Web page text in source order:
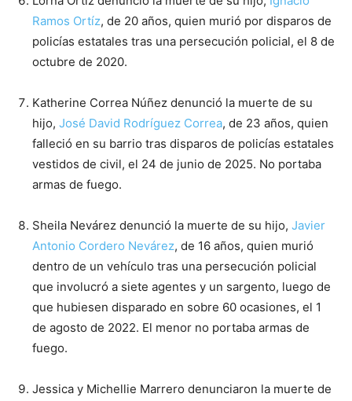
Ramos Ortíz, de 20 años, quien murió por disparos de
policías estatales tras una persecución policial, el 8 de
octubre de 2020.
Katherine Correa Núñez denunció la muerte de su
hijo, José David Rodríguez Correa, de 23 años, quien
falleció en su barrio tras disparos de policías estatales
vestidos de civil, el 24 de junio de 2025. No portaba
armas de fuego.
Sheila Nevárez denunció la muerte de su hijo, Javier
Antonio Cordero Nevárez, de 16 años, quien murió
dentro de un vehículo tras una persecución policial
que involucró a siete agentes y un sargento, luego de
que hubiesen disparado en sobre 60 ocasiones, el 1
de agosto de 2022. El menor no portaba armas de
fuego.
Jessica y Michellie Marrero denunciaron la muerte de